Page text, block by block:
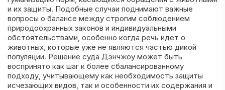
и их защиты. Подобные случаи поднимают важные
вопросы о балансе между строгим соблюдением
природоохранных законов и индивидуальными
обстоятельствами, особенно когда речь идет о
животных, которые уже не являются частью дикой
популяции. Решение суда Дэнчжоу может быть
воспринято как шаг к более сбалансированному
подходу, учитывающему как необходимость защиты
исчезающих видов, так и особенности их содержания и